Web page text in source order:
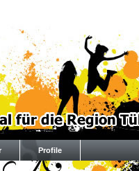
Profile